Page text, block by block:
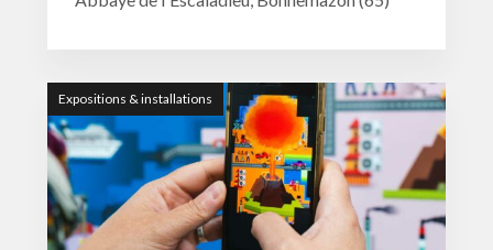
Expositions & installations